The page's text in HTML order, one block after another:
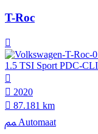
T-Roc
1.5 TSI Sport PDC-
2020
87.181 km
Automaat